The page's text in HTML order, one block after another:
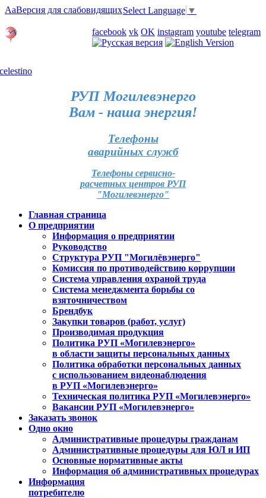
AaВерсия для слабовидящихSelect Language ▼
facebook vk OK instagram youtube telegram
РУП Могилевэнерго
Вам - наша энергия!
Телефоны
аварийных служб
Телефоны сервисно-
расчетных центров РУП
"Могилевэнерго"
Главная страница
О предприятии
Информация о предприятии
Руководство
Структура РУП "Могилёвэнерго"
Комиссия по противодействию коррупции
Система управления охраной труда
Система менеджмента борьбы со
взяточничеством
Брендбук
Закупки товаров (работ, услуг)
Производимая продукция
Политика РУП «Могилевэнерго»
в области защиты персональных данных
Политика обработки персональных данных
с использованием видеонаблюдения
в РУП «Могилевэнерго»
Техническая политика РУП «Могилевэнерго»
Вакансии РУП «Могилевэнерго»
Заказать звонок
Одно окно
Административные процедуры гражданам
Административные процедуры для ЮЛ и ИП
Основные нормативные акты
Информация об административных процедурах
Информация
потребителю